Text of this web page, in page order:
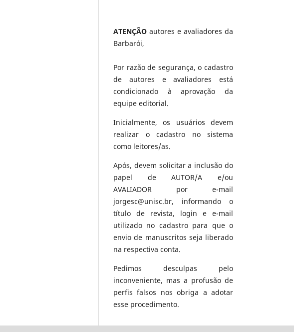
ATENÇÃO autores e avaliadores da
Barbarói,
Por razão de segurança, o cadastro
de autores e avaliadores está
condicionado à aprovação da
equipe editorial.
Inicialmente, os usuários devem
realizar o cadastro no sistema
como leitores/as.
Após, devem solicitar a inclusão do
papel de AUTOR/A e/ou
AVALIADOR por e-mail
jorgesc@unisc.br, informando o
título de revista, login e e-mail
utilizado no cadastro para que o
envio de manuscritos seja liberado
na respectiva conta.
Pedimos desculpas pelo
inconveniente, mas a profusão de
perfis falsos nos obriga a adotar
esse procedimento.